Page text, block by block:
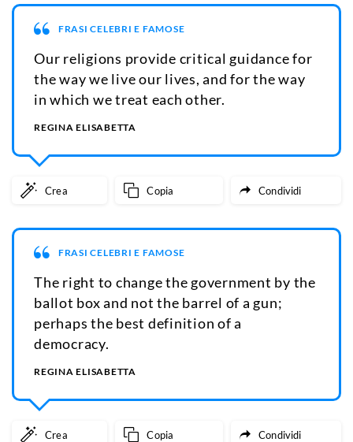
FRASI CELEBRI E FAMOSE
Our religions provide critical guidance for
the way we live our lives, and for the way
in which we treat each other.
REGINA ELISABETTA
Crea Copia Condividi
FRASI CELEBRI E FAMOSE
The right to change the government by the
ballot box and not the barrel of a gun;
perhaps the best definition of a
democracy.
REGINA ELISABETTA
Crea Copia Condividi